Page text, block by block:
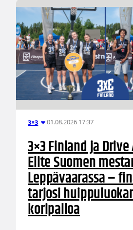
3×3 01.08.2026 17:37
3×3 Finland ja
Elite Suomen
Leppävaarassa –
tarjosi
koripalloa